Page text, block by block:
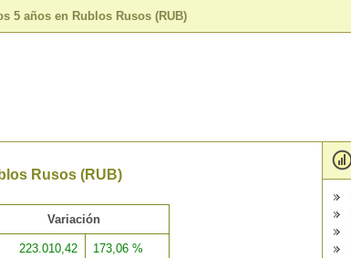
5 años en Rublos Rusos (RUB)
Rusos (RUB)
Variación
223.010,42 173,06 %